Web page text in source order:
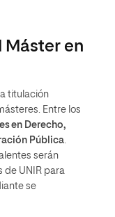
Máster en
titulación
Entre los
en Derecho,
Pública.
serán
de UNIR para
se